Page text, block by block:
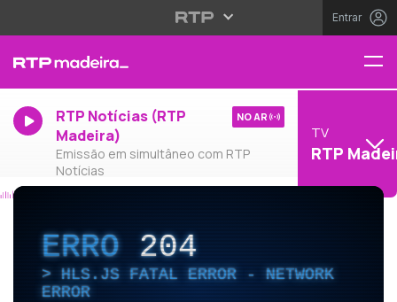
Entrar
RTP Notícias (RTP
Madeira)
Emissão em simultâneo com RTP
Notícias
NO AR
TV
RTP
ERRO204
HLS.JS FATAL ERROR - NETWORK
ERROR